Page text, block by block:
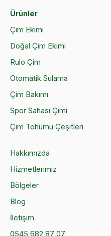
Ürünler
Çim Ekimi
Doğal Çim Ekimi
Rulo Çim
Otomatik Sulama
Çim Bakımı
Spor Sahası Çimi
Çim Tohumu Çeşitleri
Hakkımızda
Hizmetlerimiz
Bölgeler
Blog
İletişim
0545 682 87 07